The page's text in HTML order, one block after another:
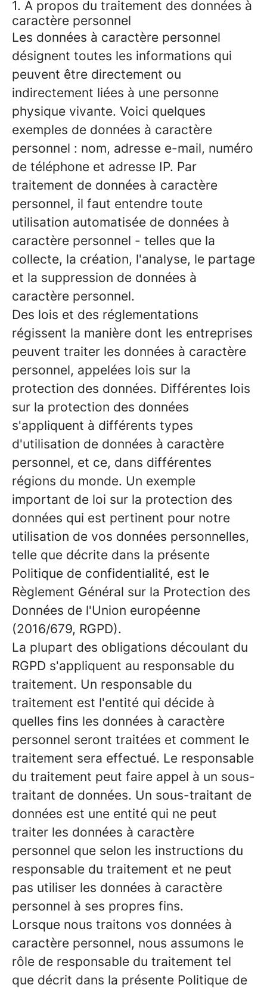
1. À propos du traitement des données à
caractère personnel
Les données à caractère personnel
désignent toutes les informations qui
peuvent être directement ou
indirectement liées à une personne
physique vivante. Voici quelques
exemples de données à caractère
personnel : nom, adresse e-mail, numéro
de téléphone et adresse IP. Par
traitement de données à caractère
personnel, il faut entendre toute
utilisation automatisée de données à
caractère personnel - telles que la
collecte, la création, l'analyse, le partage
et la suppression de données à
caractère personnel.
Des lois et des réglementations
régissent la manière dont les entreprises
peuvent traiter les données à caractère
personnel, appelées lois sur la
protection des données. Différentes lois
sur la protection des données
s'appliquent à différents types
d'utilisation de données à caractère
personnel, et ce, dans différentes
régions du monde. Un exemple
important de loi sur la protection des
données qui est pertinent pour notre
utilisation de vos données personnelles,
telle que décrite dans la présente
Politique de confidentialité, est le
Règlement Général sur la Protection des
Données de l'Union européenne
(2016/679, RGPD).
La plupart des obligations découlant du
RGPD s'appliquent au responsable du
traitement. Un responsable du
traitement est l'entité qui décide à
quelles fins les données à caractère
personnel seront traitées et comment le
traitement sera effectué. Le responsable
du traitement peut faire appel à un sous-
traitant de données. Un sous-traitant de
données est une entité qui ne peut
traiter les données à caractère
personnel que selon les instructions du
responsable du traitement et ne peut
pas utiliser les données à caractère
personnel à ses propres fins.
Lorsque nous traitons vos données à
caractère personnel, nous assumons le
rôle de responsable du traitement tel
que décrit dans la présente Politique de